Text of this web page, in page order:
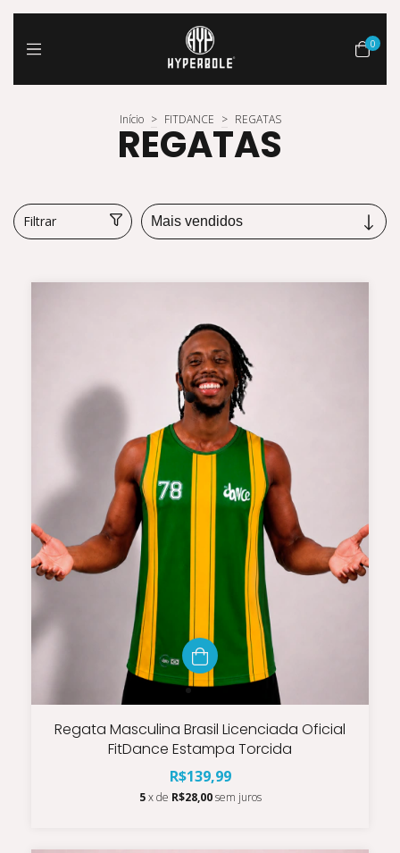
0
Início > FITDANCE > REGATAS
REGATAS
Filtrar
Regata Masculina Brasil Licenciada Oficial
FitDance Estampa Torcida
R$139,99
5 x de R$28,00 sem juros